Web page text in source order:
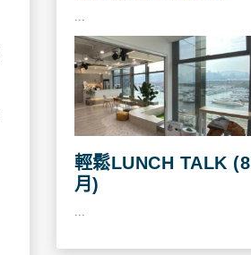
輕鬆LUNCH TALK (8
月)